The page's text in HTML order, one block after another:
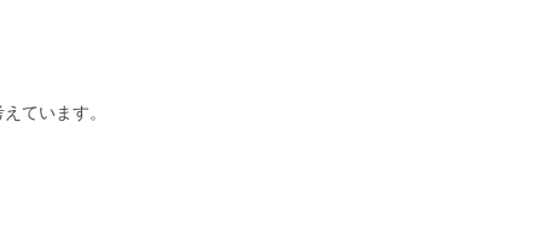
ています。